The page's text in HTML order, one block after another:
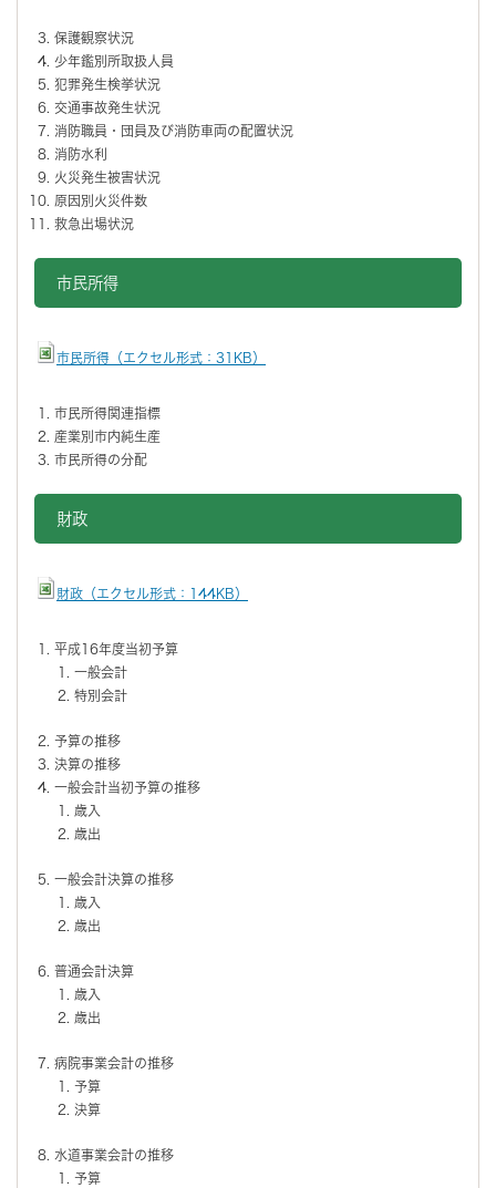
保護観察状況
少年鑑別所取扱人員
犯罪発生検挙状況
交通事故発生状況
消防職員・団員及び消防車両の配置状況
消防水利
火災発生被害状況
原因別火災件数
救急出場状況
市民所得
市民所得（エクセル形式：31KB）
市民所得関連指標
産業別市内純生産
市民所得の分配
財政
財政（エクセル形式：144KB）
平成16年度当初予算
一般会計
特別会計
予算の推移
決算の推移
一般会計当初予算の推移
歳入
歳出
一般会計決算の推移
歳入
歳出
普通会計決算
歳入
歳出
病院事業会計の推移
予算
決算
水道事業会計の推移
予算